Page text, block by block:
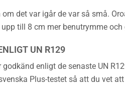
det var igår de var så små.
till 8 cm mer benutrymme
UN R129
enligt de senaste UN
Plus-testet så att du vet